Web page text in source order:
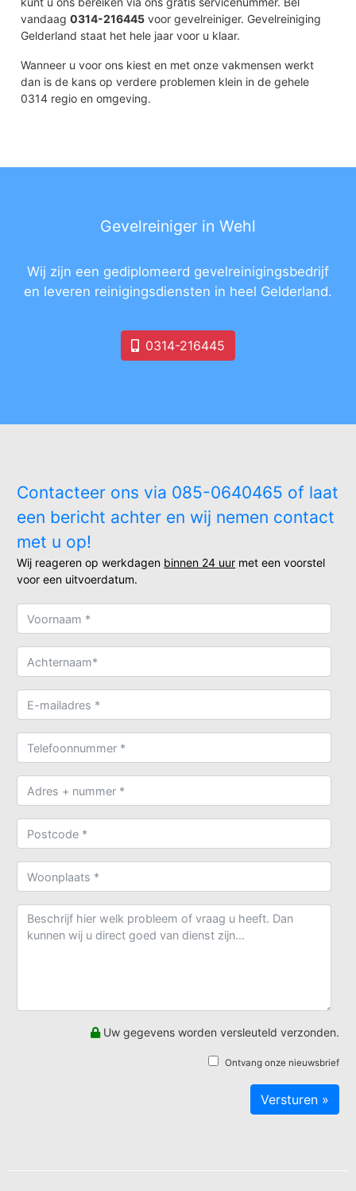
vandaag0314-216445 voor gevelreiniger. Gevelreiniging
Gelderland staat het hele jaar voor u klaar.
Wanneer u voor ons kiest en met onze vakmensen werkt
dan is de kans op verdere problemen klein in de gehele
0314 regio en omgeving.
Gevelreiniger in Wehl
Wij zijn een gediplomeerd gevelreinigingsbedrijf
en leveren reinigingsdiensten in heel Gelderland.
0314-216445
Contacteer ons via 085-0640465 of laat
een bericht achter en wij nemen contact
met u op!
Wij reageren op werkdagen binnen 24 uur met een voorstel
voor een uitvoerdatum.
Uw gegevens worden versleuteld verzonden.
Ontvang onze nieuwsbrief